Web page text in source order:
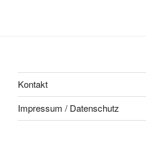
Kontakt
Impressum / Datenschutz